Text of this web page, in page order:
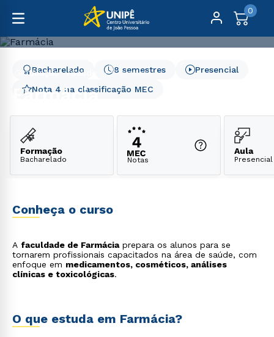
0
Graduação Saúde Farmácia
Farmácia
Nota 4 na classificação MEC
8 semestres
Bacharelado Presencial
Formação
Bacharelado Notas
Aula
Presencial
Conheça o curso
A faculdade de Farmáciaprepara os alunos para se
tornarem profissionais capacitados na área de saúde, com
enfoque em medicamentos, cosméticos, análises
clínicas e toxicológicas.
O que estuda em Farmácia?